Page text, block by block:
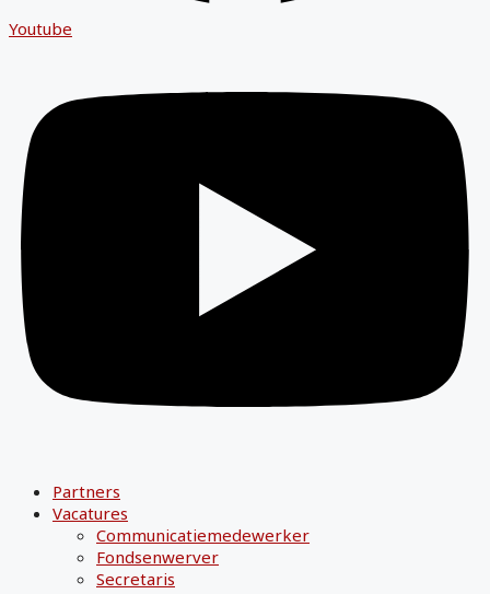
Youtube
Partners
Vacatures
Communicatiemedewerker
Fondsenwerver
Secretaris